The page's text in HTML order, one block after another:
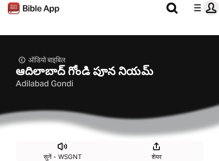
ऑडियो बाइबिल
ఆదిలాబాద్ గోండి పూన నియమ్
Adilabad Gondi
सुनें - WSGNT शेयर